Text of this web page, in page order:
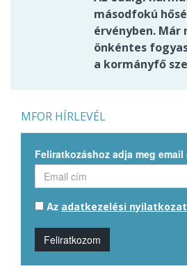
másodfokú
érvényben. Már
önkéntes
a kormányfő
MFOR HÍRLEVÉL
Feliratkozáshoz adja meg email
Az adatkezelési
Feliratkozom